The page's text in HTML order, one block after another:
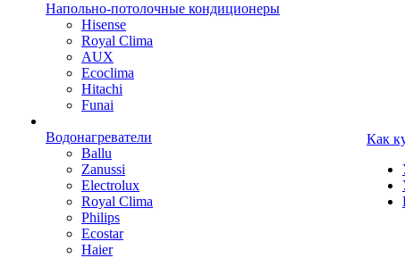
Напольно-потолочные кондиционеры
Hisense
Royal Clima
AUX
Ecoclima
Hitachi
Funai
Водонагреватели
Ballu
Zanussi
Electrolux
Royal Clima
Philips
Ecostar
Haier
Как